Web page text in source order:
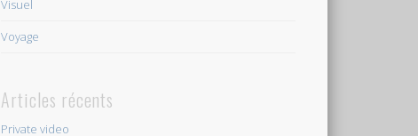
Visuel
Voyage
Articles récents
Private video